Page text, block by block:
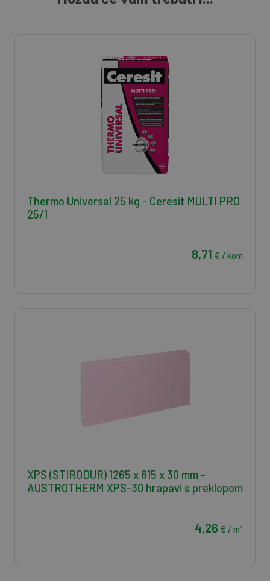
Thermo Universal 25 kg - Ceresit MULTI PRO
25/1
8,71 € / kom
XPS (STIRODUR) 1265 x 615 x 30 mm -
AUSTROTHERM XPS-30 hrapavi s preklopom
4,26 € / m²